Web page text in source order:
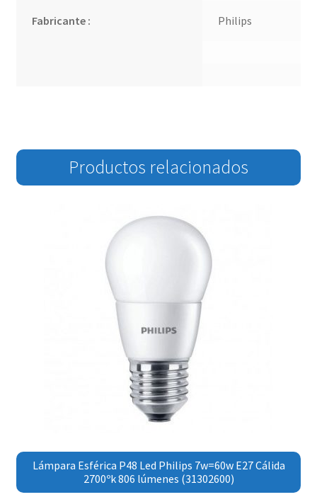
Fabricante : Philips
Productos relacionados
Lámpara Esférica P48 Led Philips 7w=60w E27 Cálida
2700ºk 806 lúmenes (31302600)